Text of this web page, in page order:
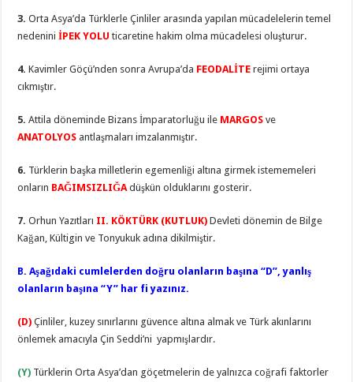
3.Orta Asya’da Türklerle Çinliler arasında yapılan mücadelelerin temel
nedeniniİPEK YOLU ticaretine hakim olma mücadelesi oluşturur.
4.Kavimler Göçü’nden sonra Avrupa’da FEODALİTE rejimi ortaya
cıkmıştır.
5.Attila döneminde Bizans İmparatorluğu ile MARGOS ve
ANATOLYOS antlaşmaları imzalanmıştır.
6. Türklerin başka milletlerin egemenliği altına girmek istememeleri
onların BAĞIMSIZLIĞA düşkün olduklarını gosterir.
7.Orhun Yazıtları II. KÖKTÜRK (KUTLUK) Devleti dönemin de Bilge
Kağan, Kültigin ve Tonyukuk adına dikilmiştir.
B. Aşağıdaki cumlelerden doğru olanların başına “D”, yanlış
olanların başına “Y” har fi yazınız.
(D) Çinliler, kuzey sınırlarını güvence altına almak ve Türk akınlarını
önlemek amacıyla Çin Seddi’ni yapmışlardır.
(Y) Türklerin Orta Asya’dan göçetmelerin de yalnızca coğrafi faktorler